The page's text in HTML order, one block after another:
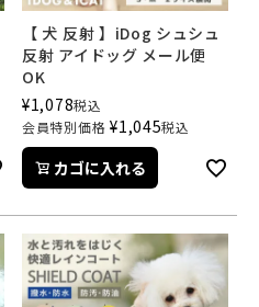
【 犬 反射 】iDog シュシュ
反射 アイドッグ メール便
OK
¥1,078税込
会員特別価格 ¥1,045税込
カゴに入れる